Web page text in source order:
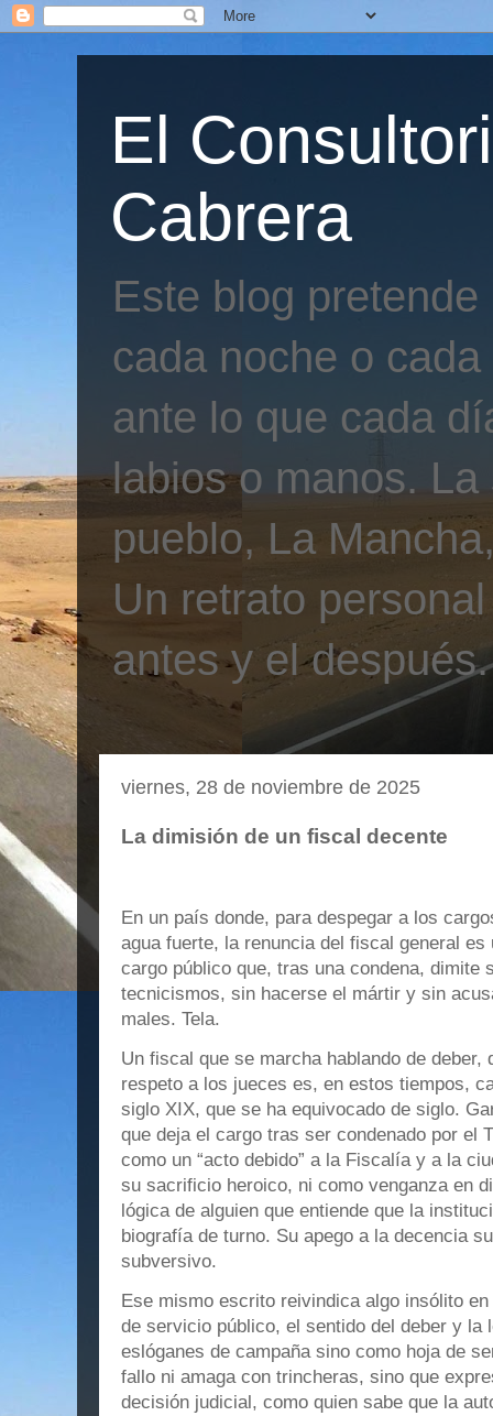
El
Cabrera
Este blog
cada noche o
ante lo que cada
labios o manos.
pueblo, La
Un retrato
antes y el después.
viernes, 28 de noviembre de 2025
La dimisión de un fiscal decente
En un país donde, para despegar a los
agua fuerte, la renuncia del fiscal general
cargo público que, tras una condena, dimite
tecnicismos, sin hacerse el mártir y sin
males. Tela.
Un fiscal que se marcha hablando de deber,
respeto a los jueces es, en estos tiempos,
siglo XIX, que se ha equivocado de siglo.
que deja el cargo tras ser condenado por el
como un “acto debido” a la Fiscalía y a la
su sacrificio heroico, ni como venganza en
lógica de alguien que entiende que la
biografía de turno. Su apego a la decencia
subversivo.
Ese mismo escrito reivindica algo insólito
de servicio público, el sentido del deber y la
eslóganes de campaña sino como hoja de
fallo ni amaga con trincheras, sino que
decisión judicial, como quien sabe que la